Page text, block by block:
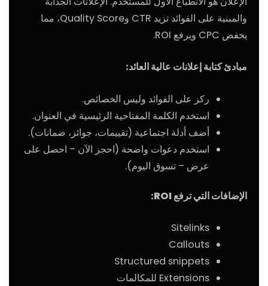
والمبنية على الفوائد تزيد CTR وQuality Score، مما
يخفض CPC ويرفع ROI.
مبادئ كتابة إعلانات عالية العائد:
ركز على الفوائد وليس الخصائص.
استخدم الكلمة المفتاحية الرئيسية في العنوان.
أضف أدلة اجتماعية (تقييمات، جوائز، ضمانات).
استخدم دعوات واضحة (احجز الآن – احصل على
عرض – تسوق اليوم).
الإضافات التي ترفع ROI:
Sitelinks
Callouts
Structured snippets
Extensions للمكالمات